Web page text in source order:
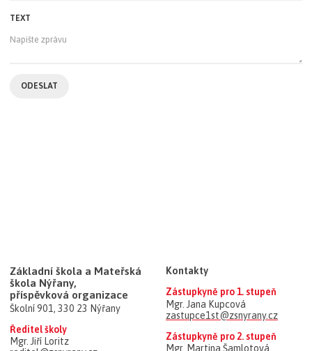
TEXT
Základní škola a Mateřská
škola Nýřany,
příspěvková organizace
Školní 901, 330 23 Nýřany
Ředitel školy
Mgr. Jiří Loritz
Kontakty
Zástupkyně pro 1. stupeň
Mgr. Jana Kupcová
zastupce1st@zsnyrany.cz
Zástupkyně pro 2. stupeň
Mgr. Martina Šamlotová